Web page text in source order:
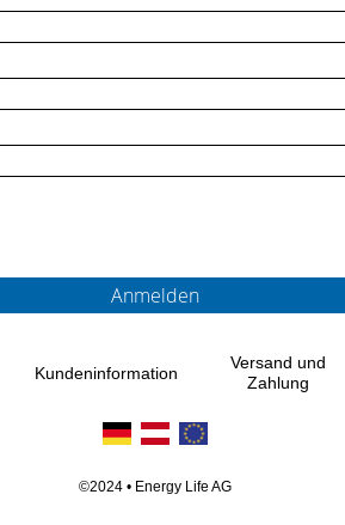
Kundeninformation
Versand und
Zahlung
©2024 • Energy Life AG